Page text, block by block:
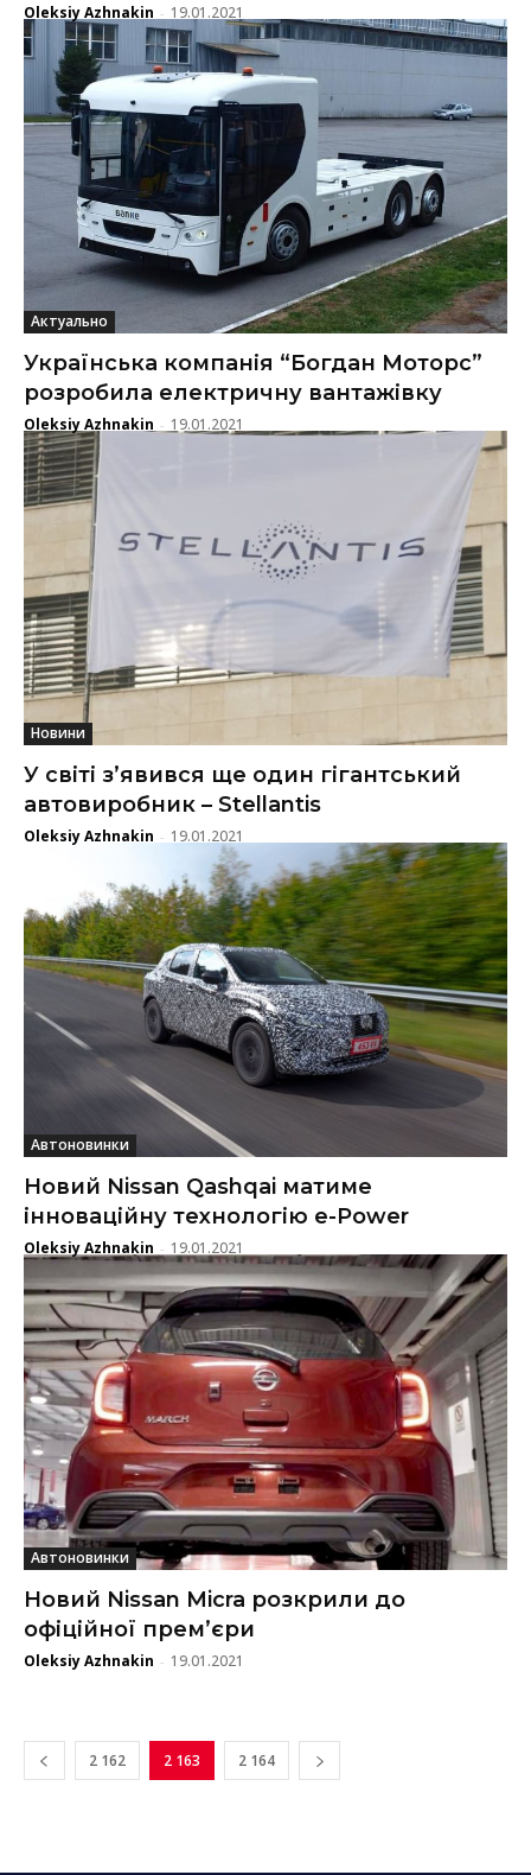
Oleksiy Azhnakin - 19.01.2021
Актуально
Українська компанія “Богдан Моторс”
розробила електричну вантажівку
Oleksiy Azhnakin - 19.01.2021
Новини
У світі з’явився ще один гігантський
автовиробник – Stellantis
Oleksiy Azhnakin - 19.01.2021
Автоновинки
Новий Nissan Qashqai матиме
інноваційну технологію e-Power
Oleksiy Azhnakin - 19.01.2021
Автоновинки
Новий Nissan Micra розкрили до
офіційної прем’єри
Oleksiy Azhnakin - 19.01.2021
2 162 2 163 2 164